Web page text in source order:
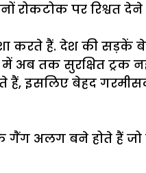
पर रिश्वत देने
करते हैं. देश की सड़कें
अब तक सुरक्षित ट्रक
इसलिए बेहद
अलग बने होते हैं जो